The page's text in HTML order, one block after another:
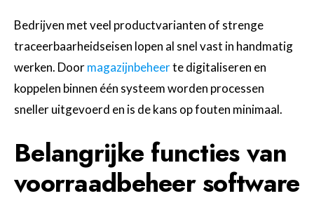
Bedrijven met veel productvarianten of strenge
traceerbaarheidseisen lopen al snel vast in handmatig
werken. Doormagazijnbeheerte digitaliseren en
koppelen binnen één systeem worden processen
sneller uitgevoerd en is de kans op fouten minimaal.
Belangrijke functies van
voorraadbeheer software